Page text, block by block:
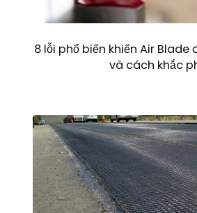
8 lỗi phổ biến khiến Air Blade
và cách khắc